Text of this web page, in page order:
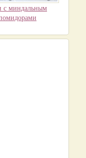
с миндальным